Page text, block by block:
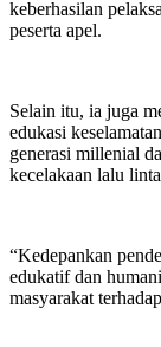
keberhasilan
peserta apel.
Selain itu, ia juga
edukasi
generasi millenial
kecelakaan lalu
“Kedepankan
edukatif dan
masyarakat